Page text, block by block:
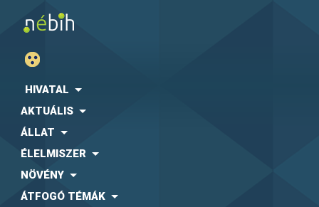
HIVATAL
AKTUÁLIS
ÁLLAT
ÉLELMISZER
NÖVÉNY
ÁTFOGÓ TÉMÁK